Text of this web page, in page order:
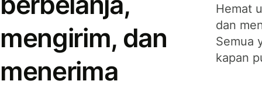
mengirim, dan
menerima
Hemat
dan
Semua
kapan